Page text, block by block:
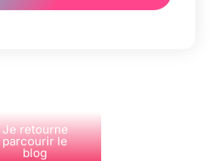
Je retourne
parcourir le
blog